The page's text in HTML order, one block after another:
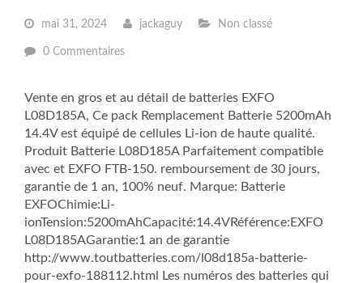
mai 31, 2024 jackaguy Non classé
0 Commentaires
Vente en gros et au détail de batteries EXFO
L08D185A, Ce pack Remplacement Batterie 5200mAh
14.4V est équipé de cellules Li-ion de haute qualité.
Produit Batterie L08D185A Parfaitement compatible
avec et EXFO FTB-150. remboursement de 30 jours,
garantie de 1 an, 100% neuf. Marque: Batterie
EXFOChimie:Li-
ionTension:5200mAhCapacité:14.4VRéférence:EXFO
L08D185AGarantie:1 an de garantie
http://www.toutbatteries.com/l08d185a-batterie-
pour-exfo-188112.html Les numéros des batteries qui